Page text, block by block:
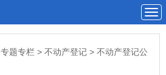
导
航
专题专栏 > 不动产登记 > 不动产登记公